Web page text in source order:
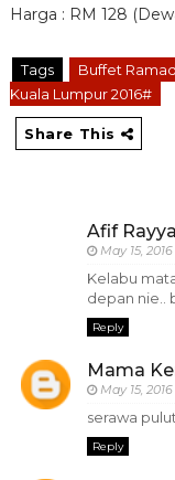
Harga : RM 128
Tags
Buffet
Kuala Lumpur 2016#
Share This
Afif
May 15, 2016
Kelabu
depan nie..
Reply
Mama
May 15,
serawa
Reply